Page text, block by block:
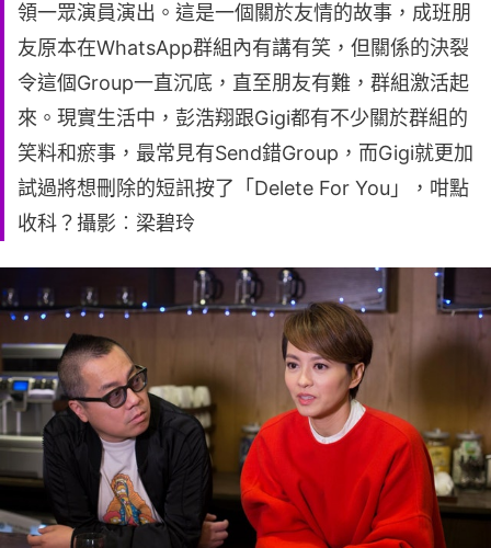
領一眾演員演出。這是一個關於友情的故事，成班朋
友原本在WhatsApp群組內有講有笑，但關係的決裂
令這個Group一直沉底，直至朋友有難，群組激活起
來。現實生活中，彭浩翔跟Gigi都有不少關於群組的
笑料和瘀事，最常見有Send錯Group，而Gigi就更加
試過將想刪除的短訊按了「Delete For You」，咁點
收科？攝影︰梁碧玲